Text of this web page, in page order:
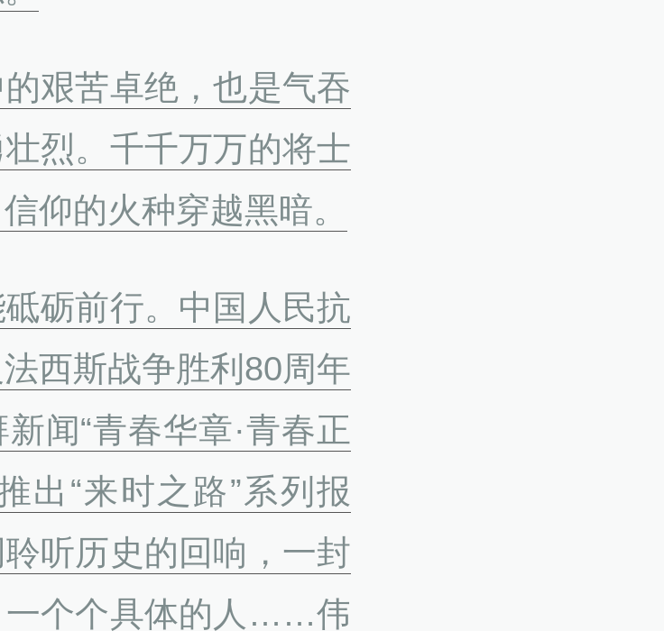
艰苦卓绝，也是气吞
烈。千千万万的将士
仰的火种穿越黑暗。
砺前行。中国人民抗
西斯战争胜利80周年
闻“青春华章·青春正
出“来时之路”系列报
听历史的回响，一封
一个个具体的人……伟